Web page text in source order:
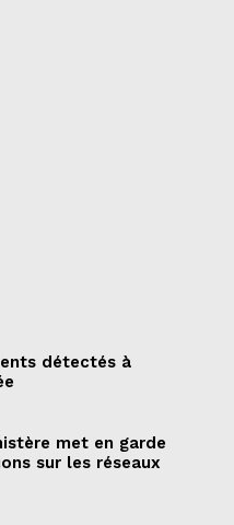
détectés à
met en garde
sur les réseaux